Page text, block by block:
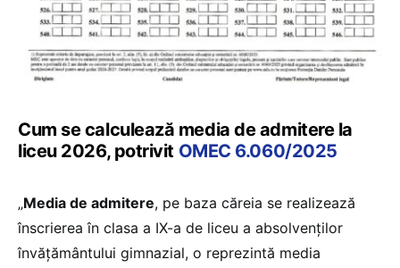
Cum se calculează media de admitere la
liceu 2026, potrivit OMEC 6.060/2025
„Media de admitere, pe baza căreia se realizează
înscrierea în clasa a IX-a de liceu a absolvenților
învățământului gimnazial, o reprezintă media